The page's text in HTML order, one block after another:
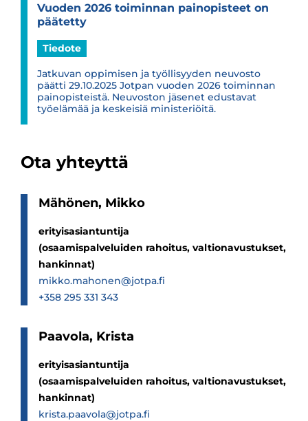
Vuo­den 2026 toi­min­nan pain­opis­teet on
pää­tetty
Tiedote
Jatkuvan oppimisen ja työllisyyden neuvosto
päätti 29.10.2025 Jotpan vuoden 2026 toiminnan
painopisteistä. Neuvoston jäsenet edustavat
työelämää ja keskeisiä ministeriöitä.
Ota yhteyttä
Mähö­nen, Mikko
erityisasiantuntija
(osaamispalveluiden rahoitus, valtionavustukset,
hankinnat)
mikko.mahonen@jotpa.fi
+358 295 331 343
Paa­vola, Krista
erityisasiantuntija
(osaamispalveluiden rahoitus, valtionavustukset,
hankinnat)
krista.paavola@jotpa.fi